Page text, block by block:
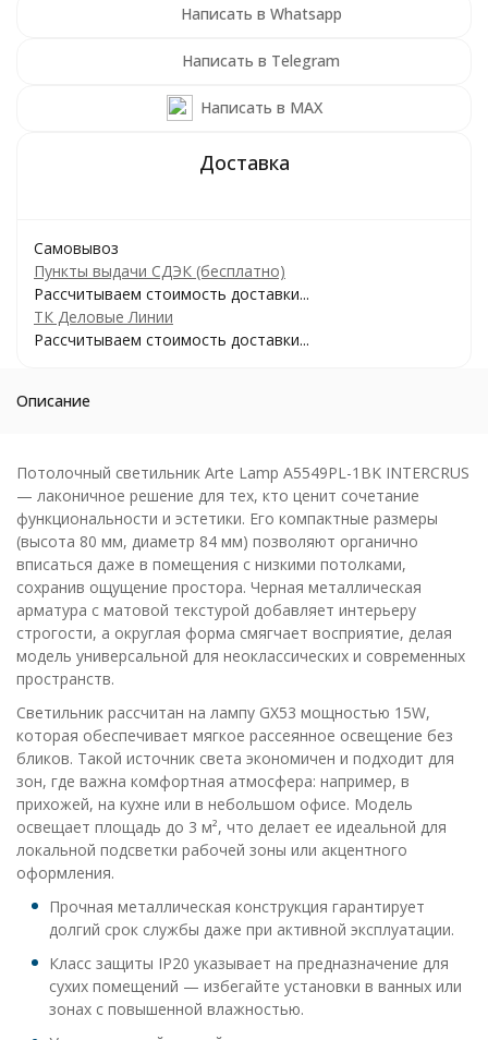
Написать в Whatsapp
Написать в Telegram
Написать в MAX
Самовывоз
Пункты выдачи СДЭК (бесплатно)
Рассчитываем стоимость доставки...
ТК Деловые Линии
Рассчитываем стоимость доставки...
Описание
Потолочный светильник Arte Lamp A5549PL-1BK INTERCRUS
— лаконичное решение для тех, кто ценит сочетание
функциональности и эстетики. Его компактные размеры
(высота 80 мм, диаметр 84 мм) позволяют органично
вписаться даже в помещения с низкими потолками,
сохранив ощущение простора. Черная металлическая
арматура с матовой текстурой добавляет интерьеру
строгости, а округлая форма смягчает восприятие, делая
модель универсальной для неоклассических и современных
пространств.
Светильник рассчитан на лампу GX53 мощностью 15W,
которая обеспечивает мягкое рассеянное освещение без
бликов. Такой источник света экономичен и подходит для
зон, где важна комфортная атмосфера: например, в
прихожей, на кухне или в небольшом офисе. Модель
освещает площадь до 3 м², что делает ее идеальной для
локальной подсветки рабочей зоны или акцентного
оформления.
Прочная металлическая конструкция гарантирует
долгий срок службы даже при активной эксплуатации.
Класс защиты IP20 указывает на предназначение для
сухих помещений — избегайте установки в ванных или
зонах с повышенной влажностью.